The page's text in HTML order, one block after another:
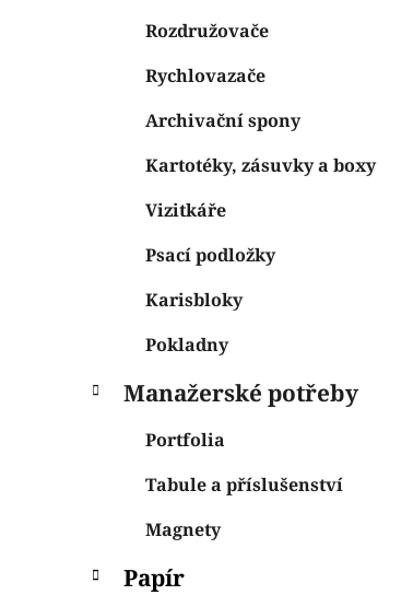
Rozdružovače
Rychlovazače
Archivační spony
Kartotéky, zásuvky a boxy
Vizitkáře
Psací podložky
Karisbloky
Pokladny
Manažerské potřeby
Portfolia
Tabule a příslušenství
Magnety
Papír